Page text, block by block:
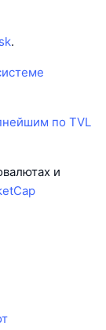
.
по TVL
и